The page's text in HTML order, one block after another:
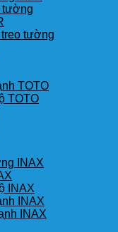
tường
tường
TOTO
TOTO
INAX
INAX
INAX
INAX